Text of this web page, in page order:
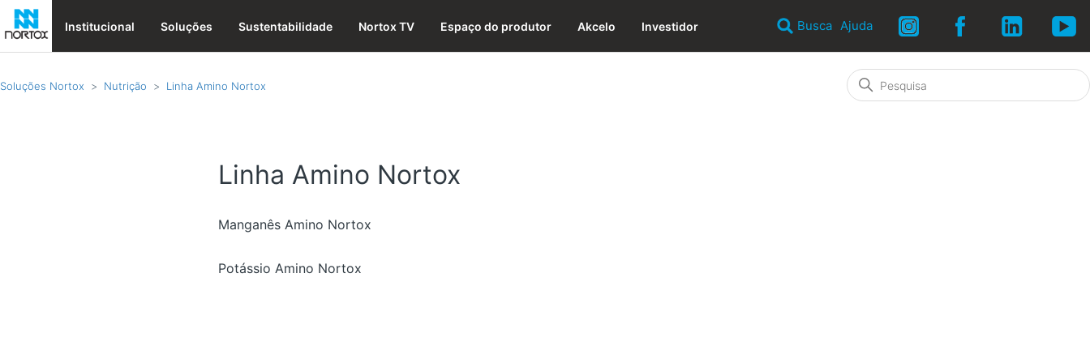
Institucional Soluções Sustentabilidade Nortox TV Espaço do produtor Akcelo Investidor Busca Ajuda
Soluções Nortox Nutrição Linha Amino Nortox
Linha Amino Nortox
Manganês Amino Nortox
Potássio Amino Nortox